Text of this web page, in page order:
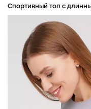
Спортивный топ с